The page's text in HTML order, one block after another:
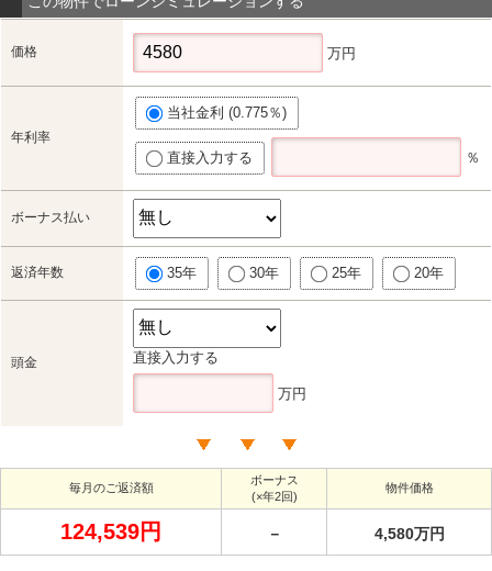
価格 万円
年利率
当社金利 (0.775％)
直接入力する ％
ボーナス払い
返済年数 35年 30年 25年 20年
頭金 直接入力する
万円
毎月のご返済額
ボーナス
(×年2回)
物件価格
124,539円 － 4,580万円